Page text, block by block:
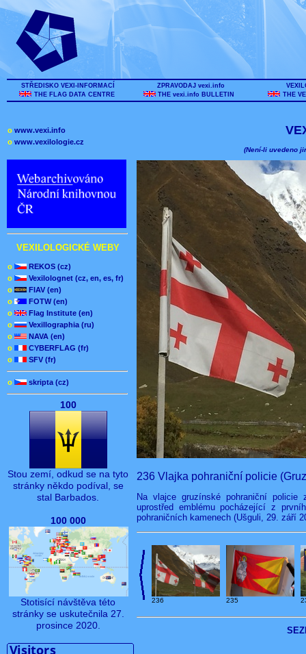
STŘEDISKO VEXI-INFORMACÍ
THE FLAG DATA CENTRE
ZPRAVODAJ vexi.info
THE vexi.info BULLETIN
THE
o www.vexi.info
o www.vexilologie.cz
VEXILOLOGICKÉ WEBY
o
REKOS (cz)
o
Vexilolognet (cz, en, es, fr)
o
FIAV (en)
o
FOTW (en)
o
Flag Institute (en)
o
Vexillographia (ru)
o
NAVA (en)
o
CYBERFLAG (fr)
o
SFV (fr)
o skripta (cz)
100
Stou zemí, odkud se na tyto
stránky někdo podíval, se
stal Barbados.
100 000
Stotisící návštěva této
stránky se uskutečnila 27.
prosince 2020.
(Není-li uvedeno
236 Vlajka pohraniční policie
Na vlajce gruzínské pohraniční policie
uprostřed emblému pocházející z
pohraničních kamenech (Ušguli, 29. září
236 235